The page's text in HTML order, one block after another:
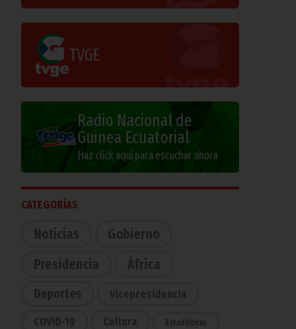
TVGE
Radio Nacional de
Guinea Ecuatorial
Haz click aquí para escuchar ahora
CATEGORÍAS
Noticias
Gobierno
Presidencia
África
Deportes Vicepresidencia
COVID-19 Cultura Estadísticas